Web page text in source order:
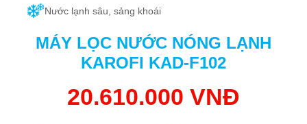
Nước lạnh sâu, sảng khoái
MÁY LỌC NƯỚC NÓNG LẠNH
KAROFI KAD-F102
20.610.000 VNĐ